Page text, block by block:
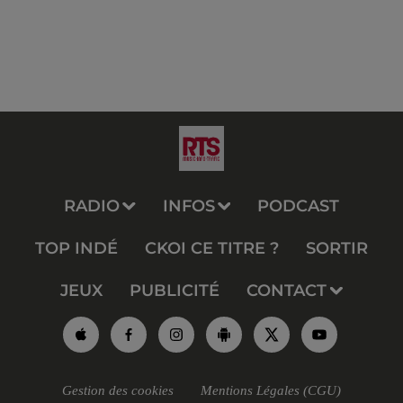
RADIO INFOS PODCAST
TOP INDÉ CKOI CE TITRE ? SORTIR
JEUX PUBLICITÉ CONTACT
Gestion des cookies Mentions Légales (CGU)